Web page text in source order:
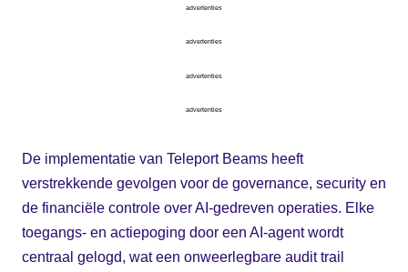
advertenties
advertenties
advertenties
advertenties
De implementatie van Teleport Beams heeft
verstrekkende gevolgen voor de governance, security en
de financiële controle over AI-gedreven operaties. Elke
toegangs- en actiepoging door een AI-agent wordt
centraal gelogd, wat een onweerlegbare audit trail